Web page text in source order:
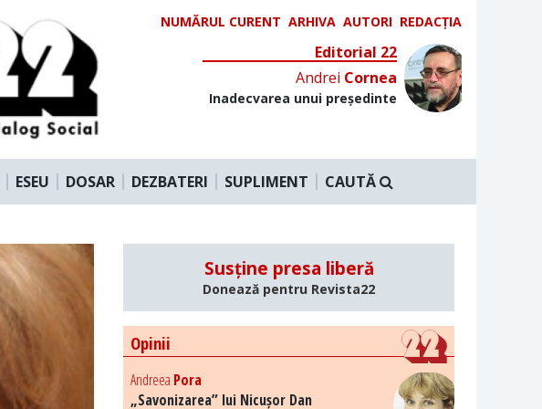
NUMĂRUL CURENT ARHIVA AUTORI REDACȚIA
Editorial 22
Andrei Cornea
Inadecvarea unui președinte
ESEU DOSAR DEZBATERI SUPLIMENT CAUTĂ
Susține presa liberă
Donează pentru Revista22
Opinii
Andreea Pora
„Savonizarea” lui Nicușor Dan